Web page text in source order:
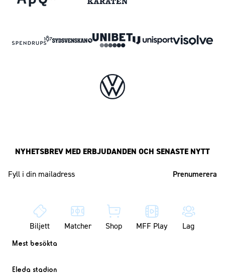
NYHETSBREV MED ERBJUDANDEN OCH SENASTE NYTT
Biljett Matcher Shop MFF Play Lag
Mest besökta
Eleda stadion